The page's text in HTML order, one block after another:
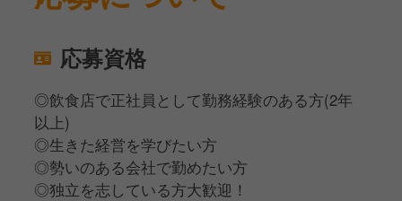
応募資格
◎飲食店で正社員として勤務経験のある方(2年
以上)
◎生きた経営を学びたい方
◎勢いのある会社で勤めたい方
◎独立を志している方大歓迎！